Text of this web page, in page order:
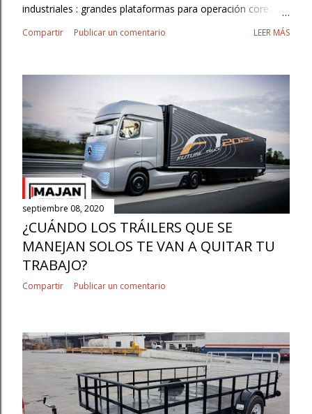
industriales : grandes plataformas para operación core.
flexibilidad. Autoalmacenaje/minibodegas : resguardo para
almacenamiento móvil/temporal. Cadena de frío :
Última milla : hubs urbanos y micro‑fulfillment. Tendencias
transversales Flexibilidad contractual (OPEX). Proximidad al
consumidor/operación. Digitalización y datos para planear
capacidad. Sostenibilidad y eficiencia energética. ¿Dónde
encaja Majan ? Bodegas móviles como capacidad elástica
: agrega metros donde y cuando se necesitan. Despliegue
ágil sin obra civil mayor. Complemento a naves y...
Compartir Publicar un comentario LEER MÁS
septiembre 08, 2020
¿CUÁNDO LOS TRÁILERS QUE SE
MANEJAN SOLOS TE VAN A QUITAR TU
TRABAJO?
Compartir Publicar un comentario